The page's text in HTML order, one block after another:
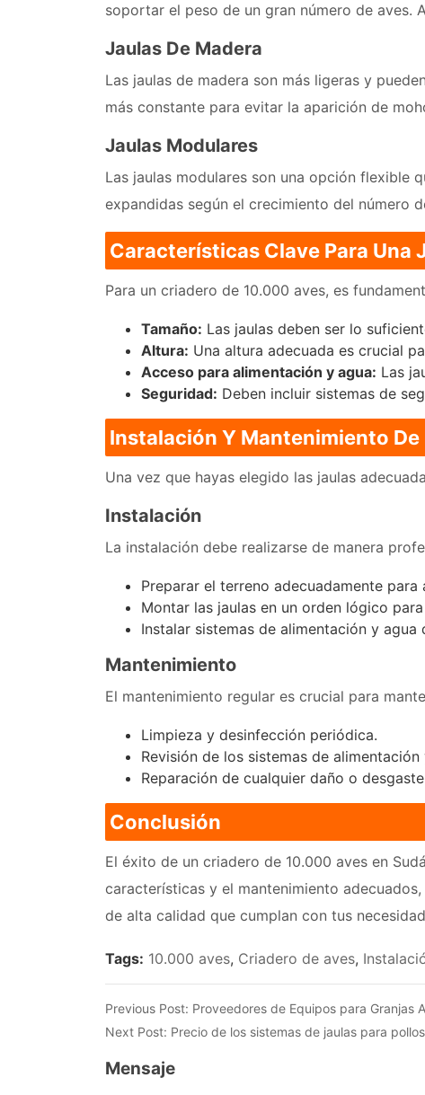
soportar el peso de un gran número de aves.
Jaulas De Madera
Las jaulas de madera son más ligeras y
más constante para evitar la aparición de
Jaulas Modulares
Las jaulas modulares son una opción flexible
expandidas según el crecimiento del número
Características Clave Para Una
Para un criadero de 10.000 aves, es
Tamaño: Las jaulas deben ser lo
Altura: Una altura adecuada es crucial
Acceso para alimentación y agua: Las
Seguridad: Deben incluir sistemas de
Instalación Y Mantenimiento De
Una vez que hayas elegido las jaulas
Instalación
La instalación debe realizarse de manera
Preparar el terreno adecuadamente para
Montar las jaulas en un orden lógico
Instalar sistemas de alimentación y agua
Mantenimiento
El mantenimiento regular es crucial para
Limpieza y desinfección periódica.
Revisión de los sistemas de alimentación
Reparación de cualquier daño o
Conclusión
El éxito de un criadero de 10.000 aves en
características y el mantenimiento
de alta calidad que cumplan con tus
Tags: 10.000 aves, Criadero de aves,
Previous Post: Proveedores de Equipos para Granjas
Next Post: Precio de los sistemas de jaulas para
Mensaje